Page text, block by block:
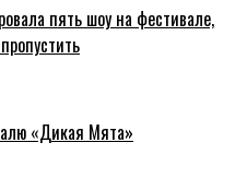
пять шоу на фестивале,
«Дикая Мята»